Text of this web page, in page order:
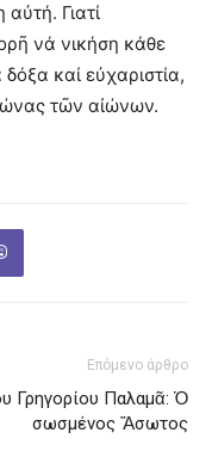
Γιατί
νά νικήση κάθε
καί εὐχαριστία,
τῶν αἰώνων.
Επόμενο άρθρο
Γρηγορίου Παλαμᾶ: Ὁ
σωσμένος Ἄσωτος